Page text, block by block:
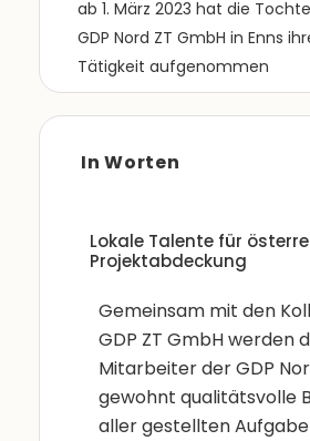
ab 1. März 2023 hat die
GDP Nord ZT GmbH in Enns
Tätigkeit aufgenommen
In Worten
Lokale Talente für
Projektabdeckung
Gemeinsam mit den
GDP ZT GmbH werden
Mitarbeiter der GDP
gewohnt qualitätsvolle
aller gestellten